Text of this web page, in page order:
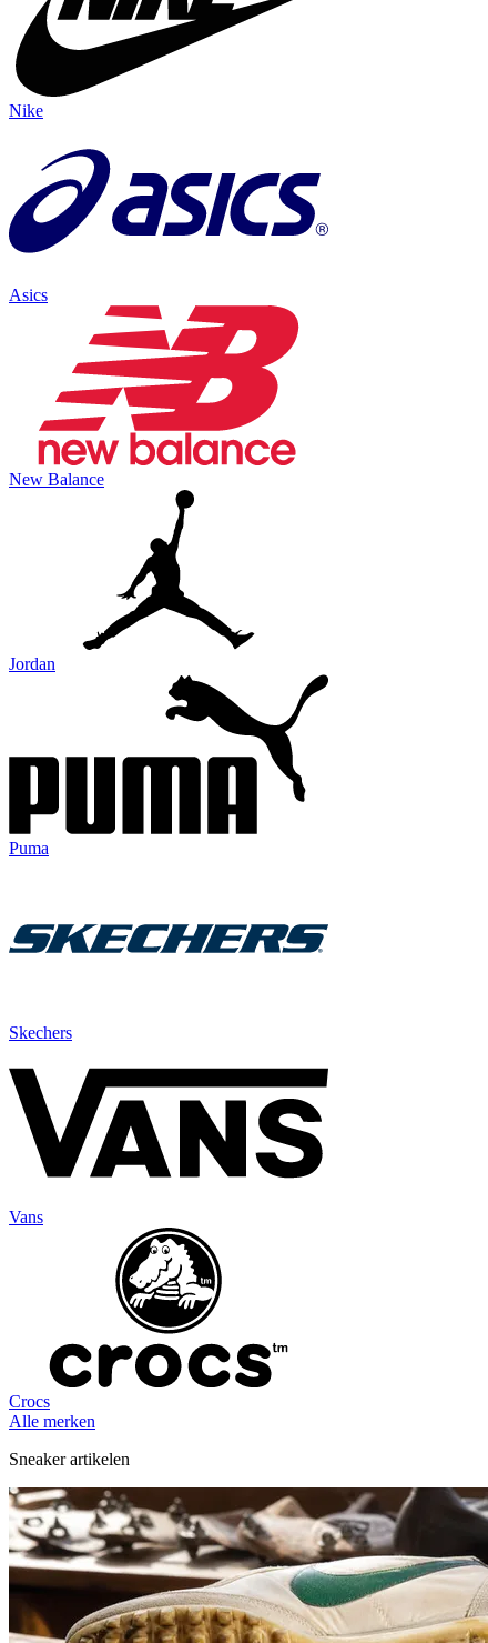
Nike
Asics
New Balance
Jordan
Puma
Skechers
Vans
Crocs
Alle merken
Sneaker artikelen